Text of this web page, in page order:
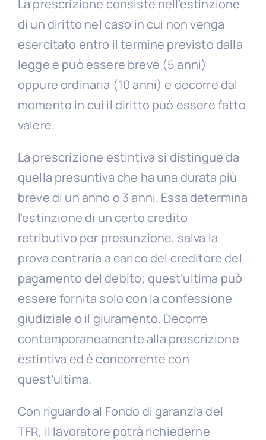
La prescrizione consiste nell’estinzione
di un diritto nel caso in cui non venga
esercitato entro il termine previsto dalla
legge e può essere breve (5 anni)
oppure ordinaria (10 anni) e decorre dal
momento in cui il diritto può essere fatto
valere.
La prescrizione estintiva si distingue da
quella presuntiva che ha una durata più
breve di un anno o 3 anni. Essa determina
l’estinzione di un certo credito
retributivo per presunzione, salva la
prova contraria a carico del creditore del
pagamento del debito; quest’ultima può
essere fornita solo con la confessione
giudiziale o il giuramento. Decorre
contemporaneamente alla prescrizione
estintiva ed è concorrente con
quest’ultima.
Con riguardo al Fondo di garanzia del
TFR, il lavoratore potrà richiederne